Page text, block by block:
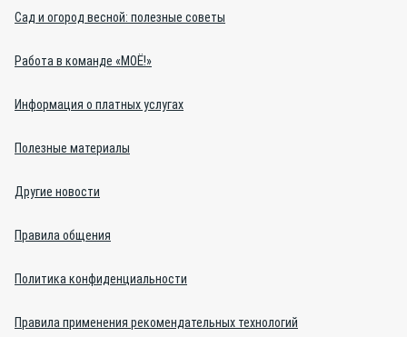
Сад и огород весной: полезные советы
Работа в команде «МОЁ!»
Информация о платных услугах
Полезные материалы
Другие новости
Правила общения
Политика конфиденциальности
Правила применения рекомендательных технологий